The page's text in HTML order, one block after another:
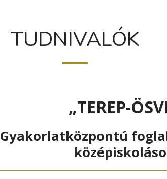
TUDNIVALÓK
„TEREP-
Gyakorlatközpontú